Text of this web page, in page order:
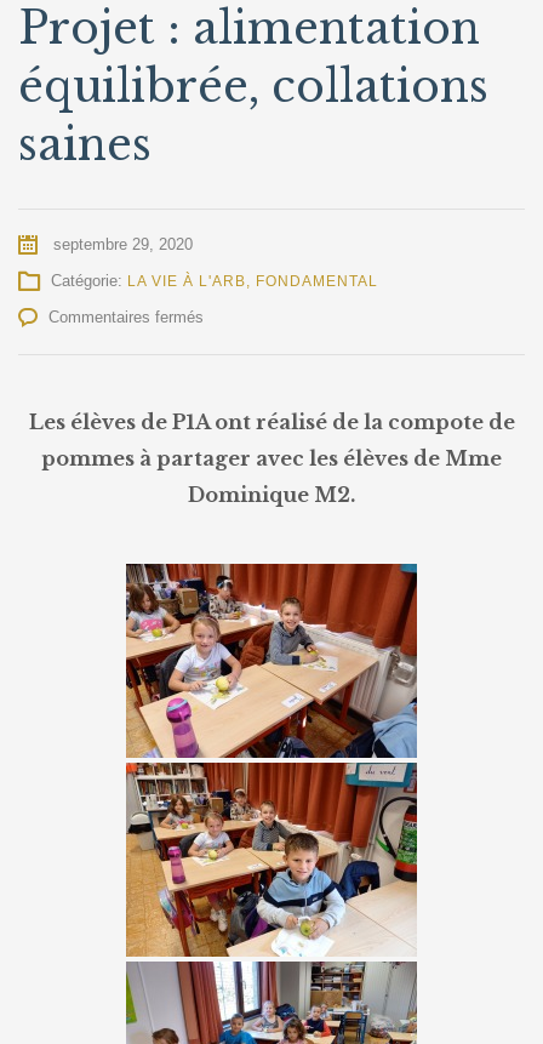
Projet : alimentation
équilibrée, collations
saines
septembre 29, 2020
Catégorie: LA VIE À L'ARB, FONDAMENTAL
Commentaires fermés
–
:
alimentation
Les élèves de P1A ont réalisé de la compote de
pommes à partager avec les élèves de Mme
Dominique M2.